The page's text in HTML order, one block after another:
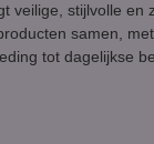
veilige, stijlvolle en
samen,
tot dagelijkse